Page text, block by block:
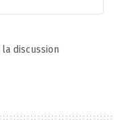
discussion